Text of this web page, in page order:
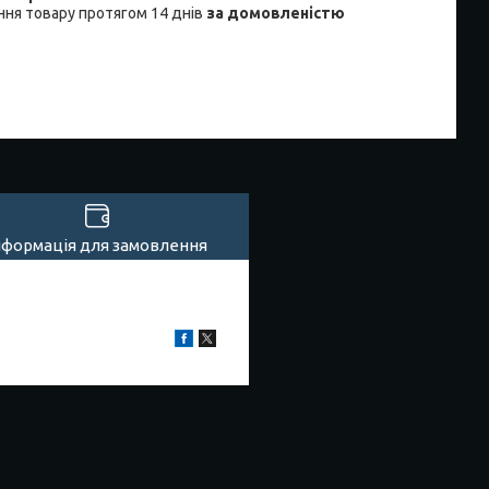
товару протягом 14 днів за домовленістю
для замовлення